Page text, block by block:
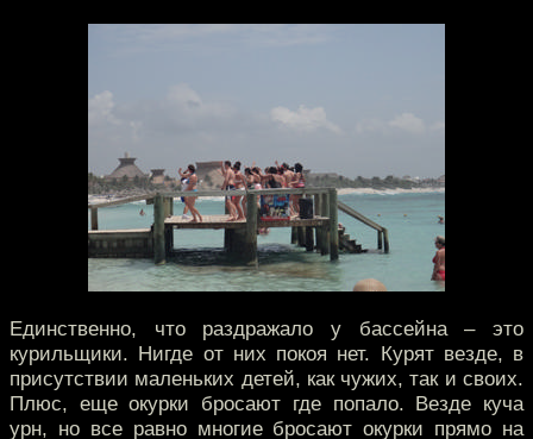
Единственно, что раздражало у бассейна – это
курильщики. Нигде от них покоя нет. Курят везде, в
присутствии маленьких детей, как чужих, так и своих.
Плюс, еще окурки бросают где попало. Везде куча
урн, но все равно многие бросают окурки прямо на